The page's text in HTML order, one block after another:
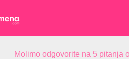
Molimo odgovorite na 5 pitanja